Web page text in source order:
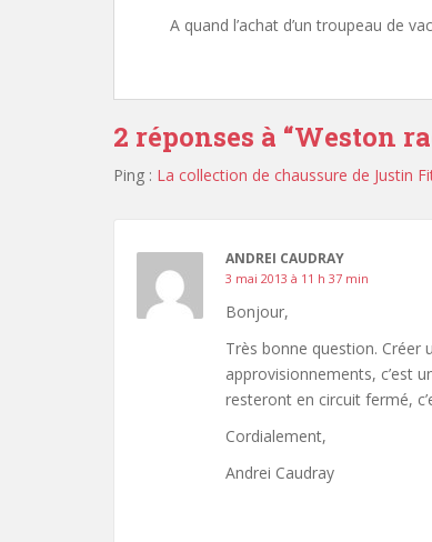
A quand l’achat d’un troupeau de
2 réponses à “Weston
Ping : La collection de chaussure de Justin
ANDREI CAUDRAY
3 mai 2013 à 11 h 37 min
Bonjour,
Très bonne question. Créer
approvisionnements, c’est
resteront en circuit fermé,
Cordialement,
Andrei Caudray